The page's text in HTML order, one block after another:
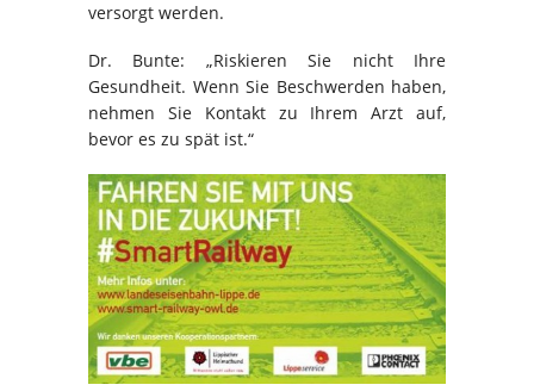
versorgt werden.
Dr. Bunte: „Riskieren Sie nicht Ihre
Gesundheit. Wenn Sie Beschwerden haben,
nehmen Sie Kontakt zu Ihrem Arzt auf,
bevor es zu spät ist.“